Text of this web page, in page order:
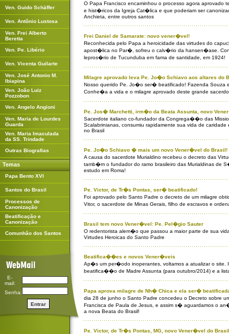
Ven. Guido Schäffer
Ven. Antõnio Lustosa
Ven. Frei Alberto
Beretta
Ven. Pe. Libério
Ven. Vicenta Guilarte
Ven. José Antonio M.
Ibiapina
Ven. João Luiz
Pozzobon
Ven. Angelo Angioni
Ven. Maria de Lourdes
Guarda
Ven. Maria Imaculada
da SS. Trindade
Outras Biografias
Temas
Papa Bento XVI
Santos do Brasil
Processos de
Canonização
Beatificação e
Canonização
Comunhão dos Santos
E-
mail:
Senha:
O Papa Francisco encaminhou o processo agora aprovado
e hist�ricos da Igreja Cat�lica e que poderiam ser
Anchieta, entre outros santos
Frei Daniel de Samarate: novo vener�vel!
Reconhecida pelo Papa a heroicidade das virtudes do
apost�lica no Par�, sofreu o calv�rio da hansen�ase.
lepros�rio de Tucunduba em fama de santidade, em 1924!
Milagre aprovado leva Pe. Jo�o Schiavo aos altares do
Nosso querido Pe. Jo�o ser� beatificado! Fazenda Souza
Conhe�a a vida e o milagre aprovado deste grande
Pe. Jos� Marchetti, irm�o da Beata Assunta, novo
Sacerdote italiano co-fundador da Congrega��o das
Scalabrinianas, consumiu rapidamente sua vida de
no Brasil
Pe. Jo�o Schiavo � mais um novo Vener�vel do Brasil!
A causa do sacerdote Murialdino recebeu o decreto das
tamb�m o fundador do ramo brasileiro das Murialdinas de
estudo em Roma!
Pe. Victor, de Tr�s Pontas, ser� beatificado!
Foi aprovado pelo Santo Padre o decreto de um milagre
Vitor, o sacerdote de Minas Gerais, filho de escravos e
Brasil tem novo Vener�vel: Pe. Pel�gio Sauter
O redentorista alem�o que passou a maior parte de sua
Virtudes Heroicas do Santo Padre
Beatifica��es e novos Vener�veis
Ap�s um per�odo inoperantes, voltamos a atualizar o
beatifica��o de Madre Assunta (para outubro/2014) e a
Papa aprova milagre de Nh� Chica e ela ser�
dia 28 de junho o Santo Padre concedeu o Decreto sobre
Francisca de Paula de Jesus, e assim s� aguardamos o
a nova Beata do Brasil!
Pe. Victor, de Tr�s Pontas, MG, novo Vener�vel do